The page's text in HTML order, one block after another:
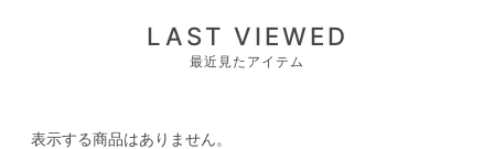
LAST VIEWED
最近見たアイテム
表示する商品はありません。